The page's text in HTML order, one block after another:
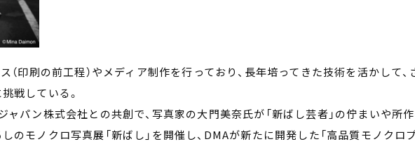
（印刷の前工程）やメディア制作を行っており、長年培ってきた技術を活かして、
戦している。
ャパン株式会社との共創で、写真家の大門美奈氏が「新ばし芸者」の佇まいや所
のモノクロ写真展「新ばし」を開催し、DMAが新たに開発した「高品質モノクロ